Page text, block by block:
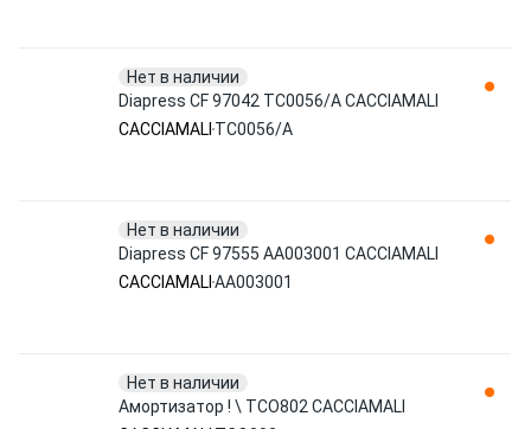
Нет в наличии
Diapress CF 97042 TC0056/A CACCIAMALI
CACCIAMALI TC0056/A
Нет в наличии
Diapress CF 97555 AA003001 CACCIAMALI
CACCIAMALI AA003001
Нет в наличии
Амортизатор ! \ TCO802 CACCIAMALI